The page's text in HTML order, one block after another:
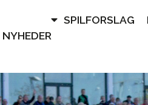
NYHEDER
SPILFORSLAG